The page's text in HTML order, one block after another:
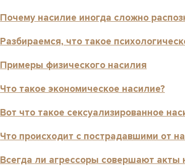
Почему насилие иногда сложно
Разбираемся, что такое
Примеры физического насилия
Что такое экономическое насилие?
Вот что такое сексуализированное
Что происходит с пострадавшими от
Всегда ли агрессоры совершают акты